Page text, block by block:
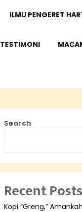
ILMU PENGERET
TESTIMONI
Search
Recent Posts
Kopi “Greng,”